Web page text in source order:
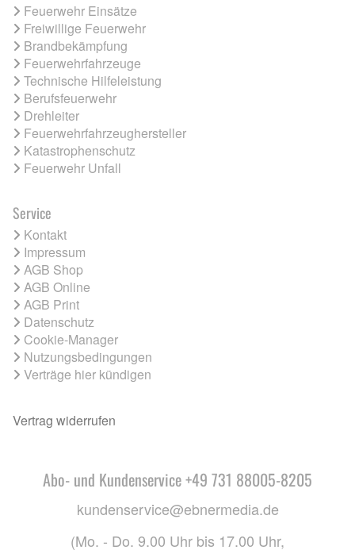
Feuerwehr Einsätze
Freiwillige Feuerwehr
Brandbekämpfung
Feuerwehrfahrzeuge
Technische Hilfeleistung
Berufsfeuerwehr
Drehleiter
Feuerwehrfahrzeughersteller
Katastrophenschutz
Feuerwehr Unfall
Service
Kontakt
Impressum
AGB Shop
AGB Online
AGB Print
Datenschutz
Cookie-Manager
Nutzungsbedingungen
Verträge hier kündigen
Vertrag widerrufen
Abo- und Kundenservice +49 731 88005-8205
kundenservice@ebnermedia.de
(Mo. - Do. 9.00 Uhr bis 17.00 Uhr,